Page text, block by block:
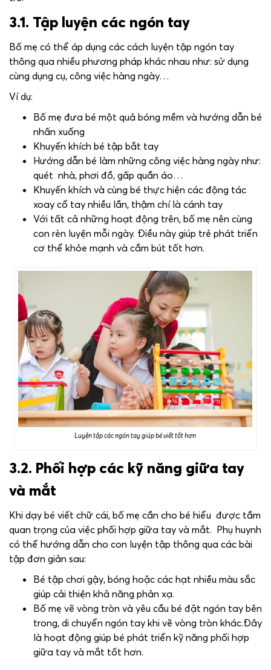
3.1. Tập luyện các ngón tay
Bố mẹ có thể áp dụng các cách luyện tập ngón tay
thông qua nhiều phương pháp khác nhau như: sử dụng
cùng dụng cụ, công việc hàng ngày…
Ví dụ:
Bố mẹ đưa bé một quả bóng mềm và hướng dẫn bé
nhấn xuống
Khuyến khích bé tập bắt tay
Hướng dẫn bé làm những công việc hàng ngày như:
quét nhà, phơi đồ, gấp quần áo…
Khuyến khích và cùng bé thực hiện các động tác
xoay cổ tay nhiều lần, thậm chí là cánh tay
Với tất cả những hoạt động trên, bố mẹ nên cùng
con rèn luyện mỗi ngày. Điều này giúp trẻ phát triển
cơ thể khỏe mạnh và cầm bút tốt hơn.
Luyện tập các ngón tay giúp bé viết tốt hơn
3.2. Phối hợp các kỹ năng giữa tay
và mắt
Khi dạy bé viết chữ cái, bố mẹ cần cho bé hiểu được tầm
quan trọng của việc phối hợp giữa tay và mắt. Phụ huynh
có thể hướng dẫn cho con luyện tập thông qua các bài
tập đơn giản sau:
Bé tập chơi gậy, bóng hoặc các hạt nhiều màu sắc
giúp cải thiện khả năng phản xạ.
Bố mẹ vẽ vòng tròn và yêu cầu bé đặt ngón tay bên
trong, di chuyển ngón tay khi vẽ vòng tròn khác.Đây
là hoạt động giúp bé phát triển kỹ năng phối hợp
giữa tay và mắt tốt hơn.